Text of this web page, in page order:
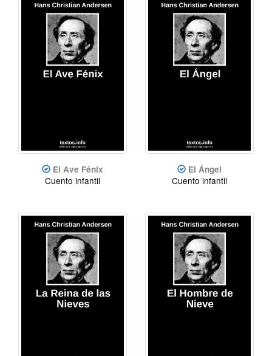
El Ave Fénix
Cuento infantil
El Ángel
Cuento infantil